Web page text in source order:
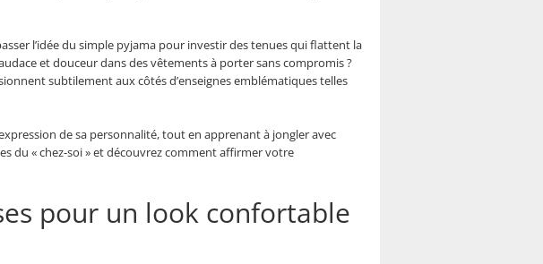
l’idée du simple pyjama pour investir des tenues qui flattent la
et douceur dans des vêtements à porter sans compromis ?
subtilement aux côtés d’enseignes emblématiques telles
de sa personnalité, tout en apprenant à jongler avec
du « chez-soi » et découvrez comment affirmer votre
pour un look confortable